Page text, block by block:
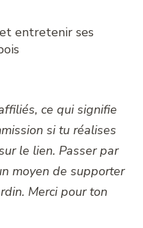
entretenir ses
ce qui signifie
si tu réalises
le lien. Passer par
moyen de supporter
Merci pour ton